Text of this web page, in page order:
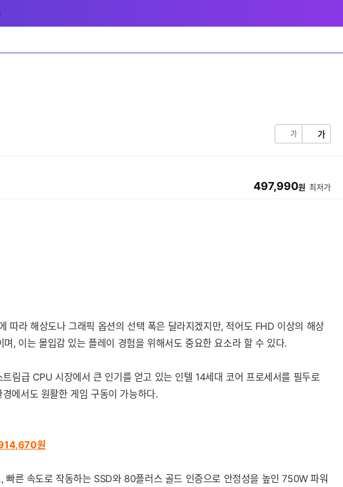
가 가
497,990원 최저가
따라 해상도나 그래픽 옵션의 선택 폭은 달라지겠지만, 적어도 FHD 이상의 해상
, 이는 몰입감 있는 플레이 경험을 위해서도 중요한 요소라 할 수 있다.
림급 CPU 시장에서 큰 인기를 얻고 있는 인텔 14세대 코어 프로세서를 필두로
에서도 원활한 게임 구동이 가능하다.
원
른 속도로 작동하는 SSD와 80플러스 골드 인증으로 안정성을 높인 750W 파워